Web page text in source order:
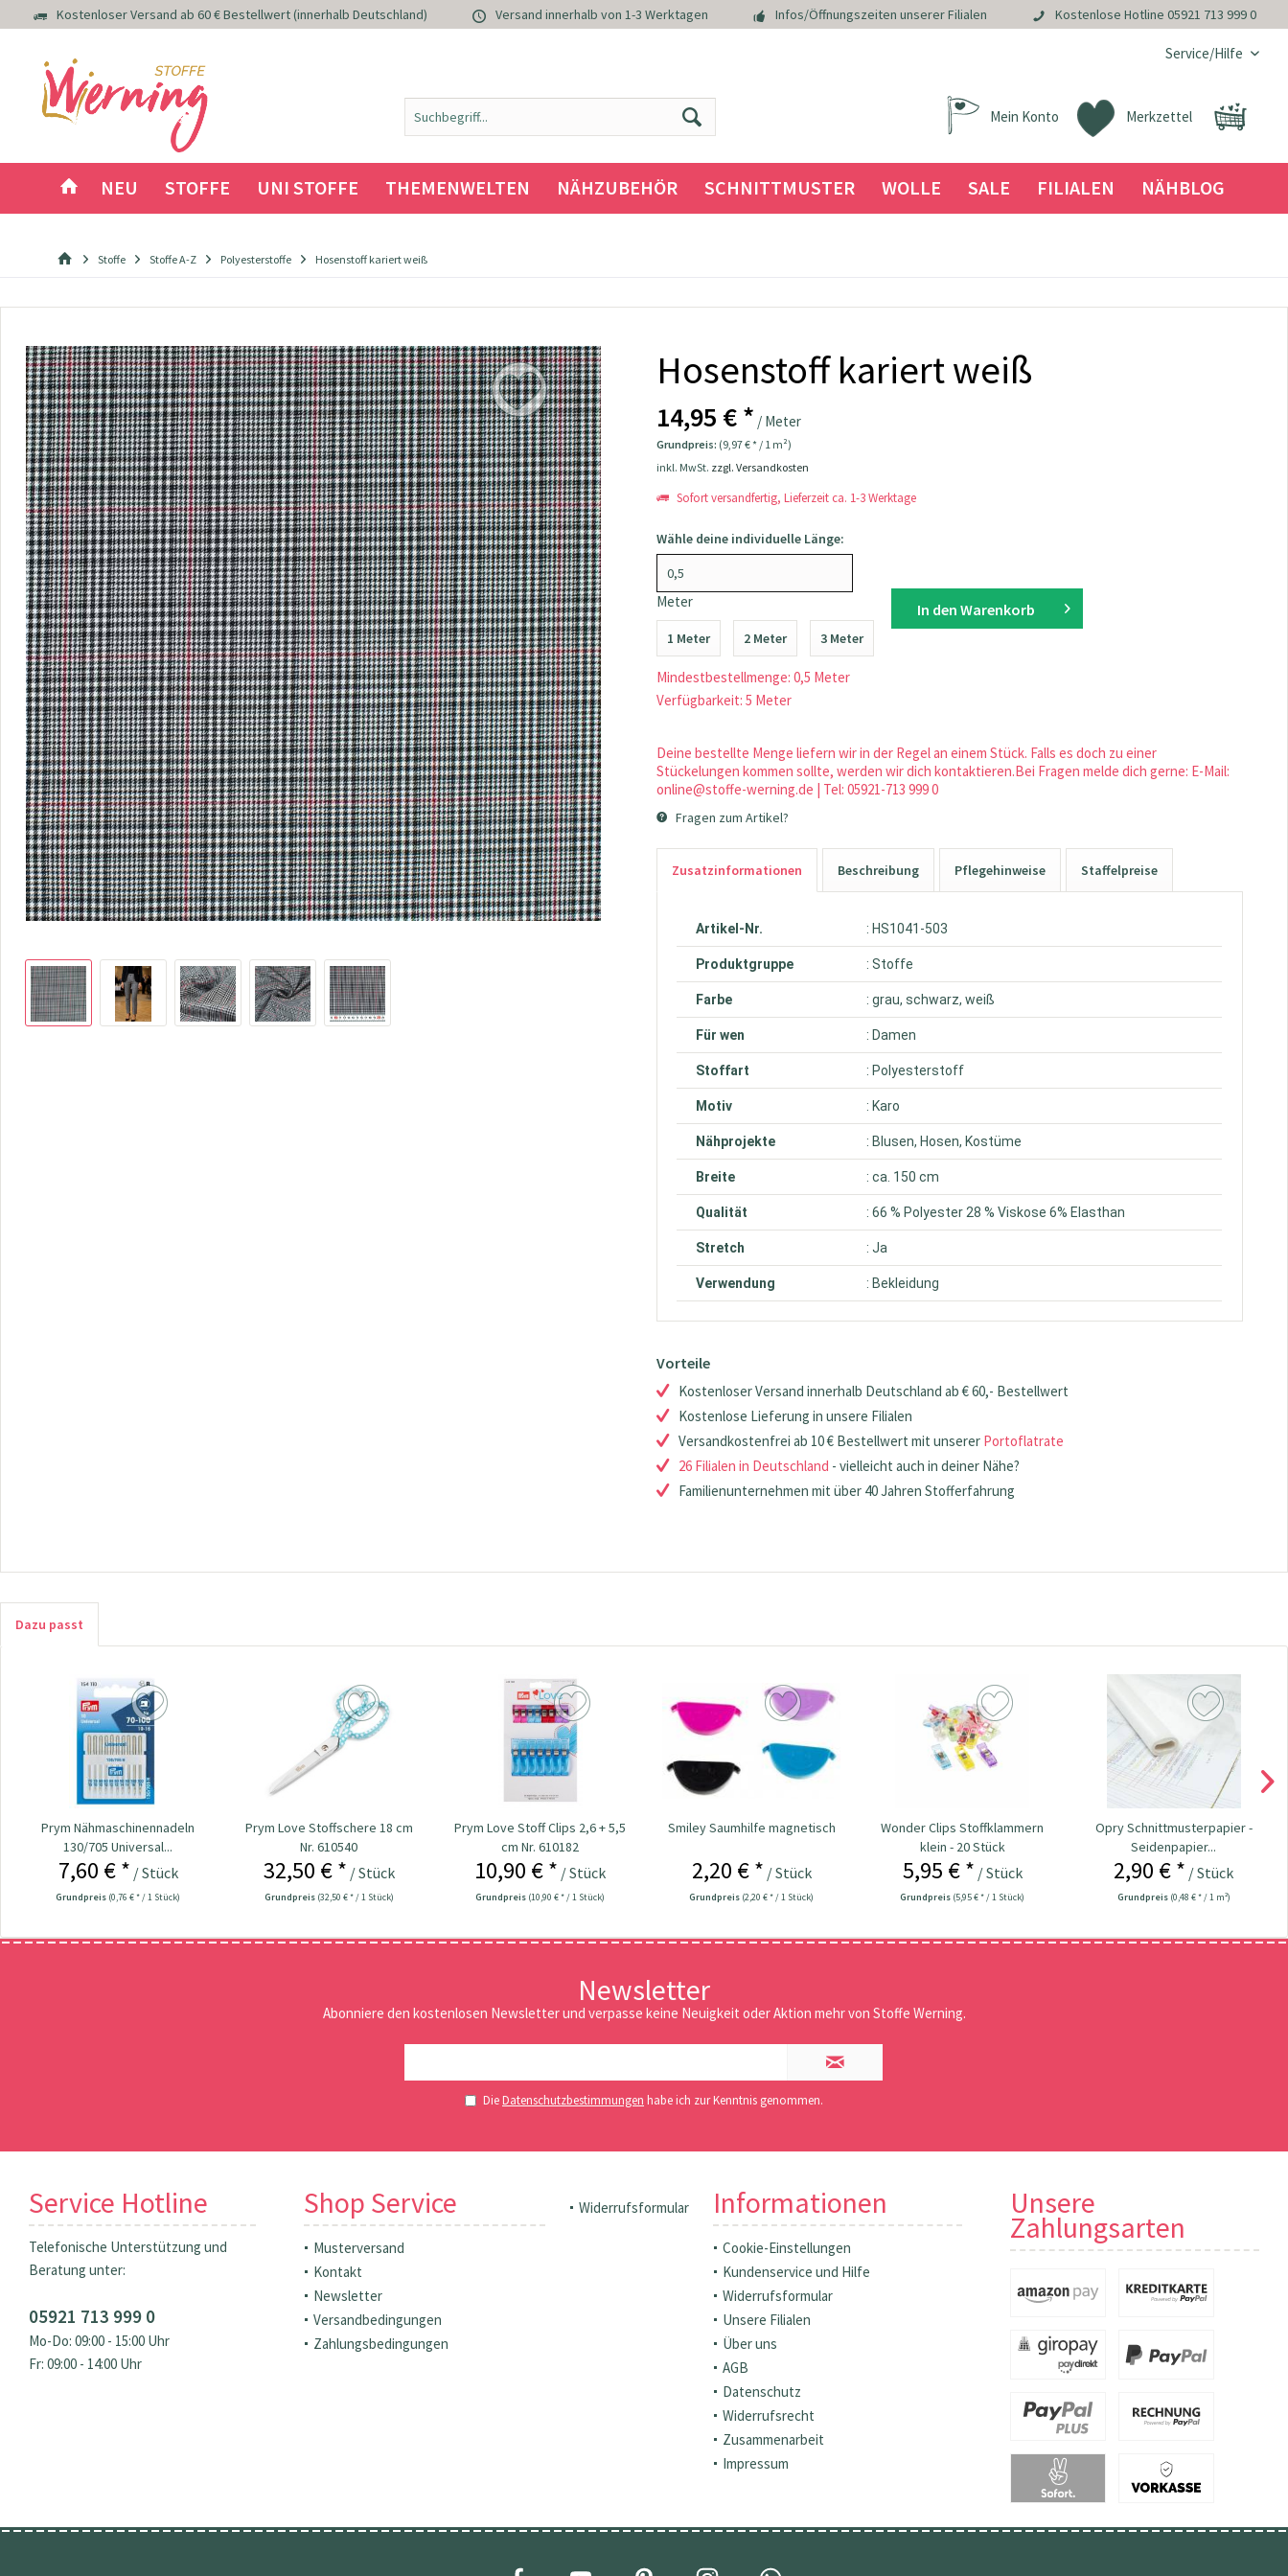
Kostenloser Versand ab 60 € Bestellwert (innerhalb Deutschland) Versand innerhalb von 1-3 Werktagen Infos/Öffnungszeiten unserer Filialen Kostenlose Hotline 05921 713 999 0
Service/Hilfe
Merkzettel
Mein Konto
NEU STOFFE UNI STOFFE THEMENWELTEN NÄHZUBEHÖR SCHNITTMUSTER WOLLE SALE FILIALEN NÄHBLOG
Stoffe Stoffe A-Z Polyesterstoffe Hosenstoff kariert weiß
Hosenstoff kariert weiß
14,95 € * / Meter
Grundpreis: (9,97 € * / 1 m²)
inkl. MwSt. zzgl. Versandkosten
Sofort versandfertig, Lieferzeit ca. 1-3 Werktage
Wähle deine individuelle Länge:
Meter
1 Meter 2 Meter 3 Meter
Mindestbestellmenge: 0,5 Meter
Verfügbarkeit: 5 Meter
In den Warenkorb
Deine bestellte Menge liefern wir in der Regel an einem Stück. Falls es doch zu einer
Stückelungen kommen sollte, werden wir dich kontaktieren.Bei Fragen melde dich gerne: E-Mail:
online@stoffe-werning.de | Tel: 05921-713 999 0
Fragen zum Artikel?
Zusatzinformationen Beschreibung Pflegehinweise Staffelpreise
Artikel-Nr. : HS1041-503
Produktgruppe : Stoffe
Farbe : grau, schwarz, weiß
Für wen : Damen
Stoffart : Polyesterstoff
Motiv : Karo
Nähprojekte : Blusen, Hosen, Kostüme
Breite : ca. 150 cm
Qualität : 66 % Polyester 28 % Viskose 6% Elasthan
Stretch : Ja
Verwendung : Bekleidung
Vorteile
Kostenloser Versand innerhalb Deutschland ab € 60,- Bestellwert
Kostenlose Lieferung in unsere Filialen
Versandkostenfrei ab 10 € Bestellwert mit unserer Portoflatrate
26 Filialen in Deutschland - vielleicht auch in deiner Nähe?
Familienunternehmen mit über 40 Jahren Stofferfahrung
Dazu passt
Prym Nähmaschinennadeln
130/705 Universal...
7,60 € * / Stück
Grundpreis (0,76 € * / 1 Stück)
Prym Love Stoffschere 18 cm
Nr. 610540
32,50 € * / Stück
Grundpreis (32,50 € * / 1 Stück)
Prym Love Stoff Clips 2,6 + 5,5
cm Nr. 610182
10,90 € * / Stück
Grundpreis (10,90 € * / 1 Stück)
Smiley Saumhilfe magnetisch
2,20 € * / Stück
Grundpreis (2,20 € * / 1 Stück)
Wonder Clips Stoffklammern
klein - 20 Stück
5,95 € * / Stück
Grundpreis (5,95 € * / 1 Stück)
Opry Schnittmusterpapier -
Seidenpapier...
2,90 € * / Stück
Grundpreis (0,48 € * / 1 m²)
Newsletter
Abonniere den kostenlosen Newsletter und verpasse keine Neuigkeit oder Aktion mehr von Stoffe Werning.
DieDatenschutzbestimmungen habe ich zur Kenntnis genommen.
Service Hotline
Telefonische Unterstützung und
Beratung unter:
05921 713 999 0
Mo-Do: 09:00 - 15:00 Uhr
Fr: 09:00 - 14:00 Uhr
Shop Service
Musterversand
Kontakt
Newsletter
Versandbedingungen
Zahlungsbedingungen
Widerrufsformular Informationen
Cookie-Einstellungen
Kundenservice und Hilfe
Widerrufsformular
Unsere Filialen
Über uns
AGB
Datenschutz
Widerrufsrecht
Zusammenarbeit
Impressum
Unsere
Zahlungsarten